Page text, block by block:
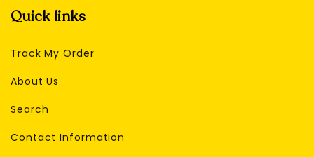
Quick links
Track My Order
About Us
Search
Contact Information